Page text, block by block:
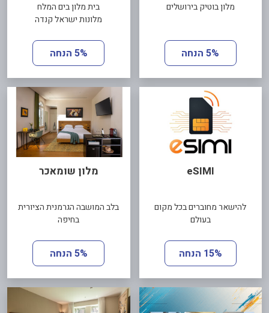
מלון בוטיק בירושלים
5% הנחה
בית מלון בים המלח
מלונות ישראל קנדה
5% הנחה
eSIMI
להישאר מחוברים בכל מקום
בעולם
15% הנחה
מלון שומאכר
בלב המושבה הגרמנית הציורית
בחיפה
5% הנחה